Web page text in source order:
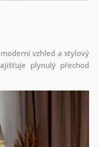
vzhled a stylový
plynulý přechod